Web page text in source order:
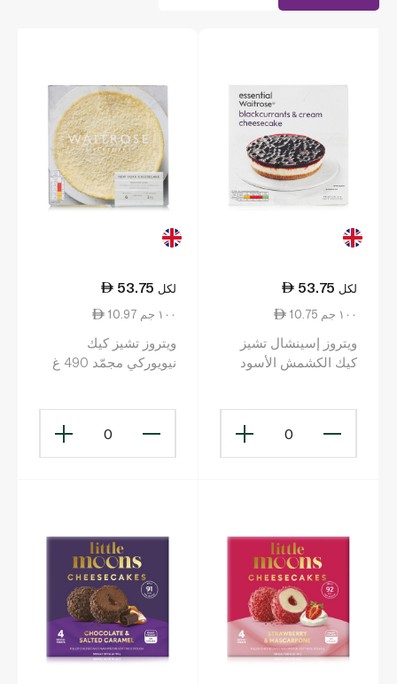
53.75 لكل
10.75 ١٠٠ جم
ويتروز إسينشال تشيز
كيك الكشمش الأسود
0
53.75 لكل
10.97 ١٠٠ جم
ويتروز تشيز كيك
نيويوركي مجمّد 490 غ
0